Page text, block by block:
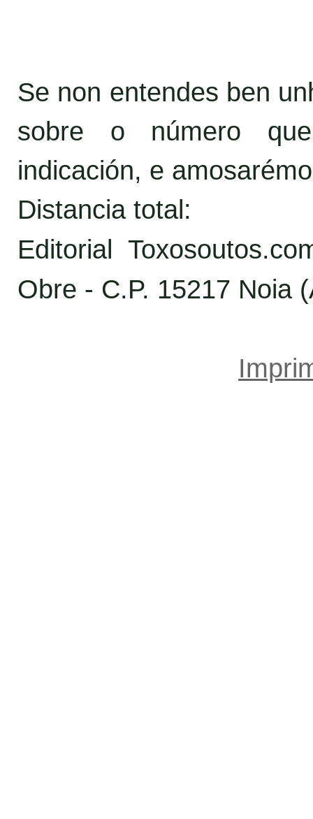
Se non entendes ben
sobre o número
indicación, e
Distancia total:
Editorial
Obre - C.P. 15217 Noia